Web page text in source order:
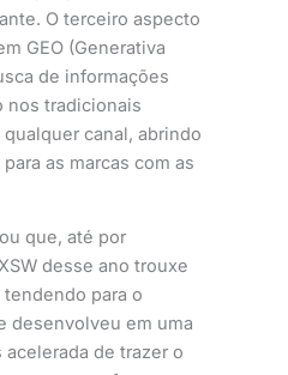
O terceiro aspecto
GEO (Generativa
de informações
nos tradicionais
canal, abrindo
as marcas com as
que, até por
desse ano trouxe
para o
desenvolveu em uma
de trazer o